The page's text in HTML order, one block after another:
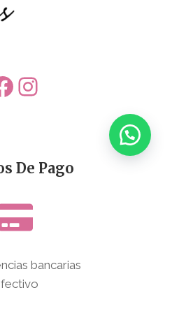
Instagram
De Pago
bancarias